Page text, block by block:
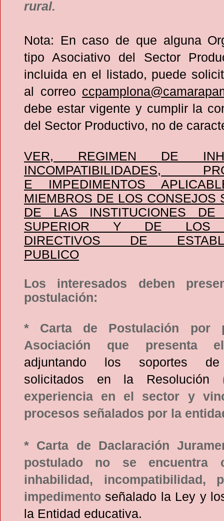
rural.
Nota: En caso de que alguna
tipo Asociativo del Sector
incluida en el listado, puede
al correo
debe estar vigente y cumplir la
del Sector Productivo, no de
VER, REGIMEN DE
INCOMPATIBILIDADES,
E IMPEDIMENTOS
MIEMBROS DE LOS CONSEJOS
DE LAS INSTITUCIONES DE
SUPERIOR Y DE LOS
DIRECTIVOS DE
PUBLICO
Los interesados deben
postulación:
* Carta de Postulación por
Asociación que presenta
adjuntando los soportes de
solicitados en la Resolución
experiencia en el sector y
procesos señalados por la
* Carta de Daclaración
postulado no se encuentra
inhabilidad, incompatibilidad,
impedimento señalado la Ley y
la Entidad educativa.